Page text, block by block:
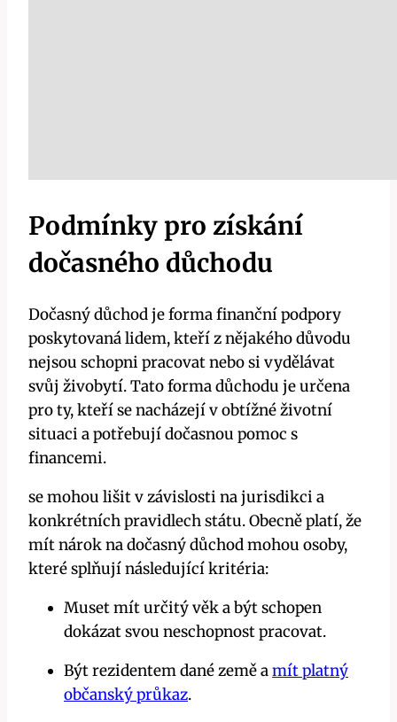
Podmínky pro získání
dočasného důchodu
Dočasný důchod je forma finanční podpory
poskytovaná lidem, kteří z nějakého důvodu
nejsou schopni pracovat nebo si vydělávat
svůj živobytí. Tato forma důchodu je určena
pro ty, kteří se nacházejí v obtížné životní
situaci a potřebují dočasnou pomoc s
financemi.
se mohou lišit v závislosti na jurisdikci a
konkrétních pravidlech státu. Obecně platí, že
mít nárok na dočasný důchod mohou osoby,
které splňují následující kritéria:
Muset mít určitý věk a být schopen
dokázat svou neschopnost pracovat.
Být rezidentem dané země amít platný
občanský průkaz.